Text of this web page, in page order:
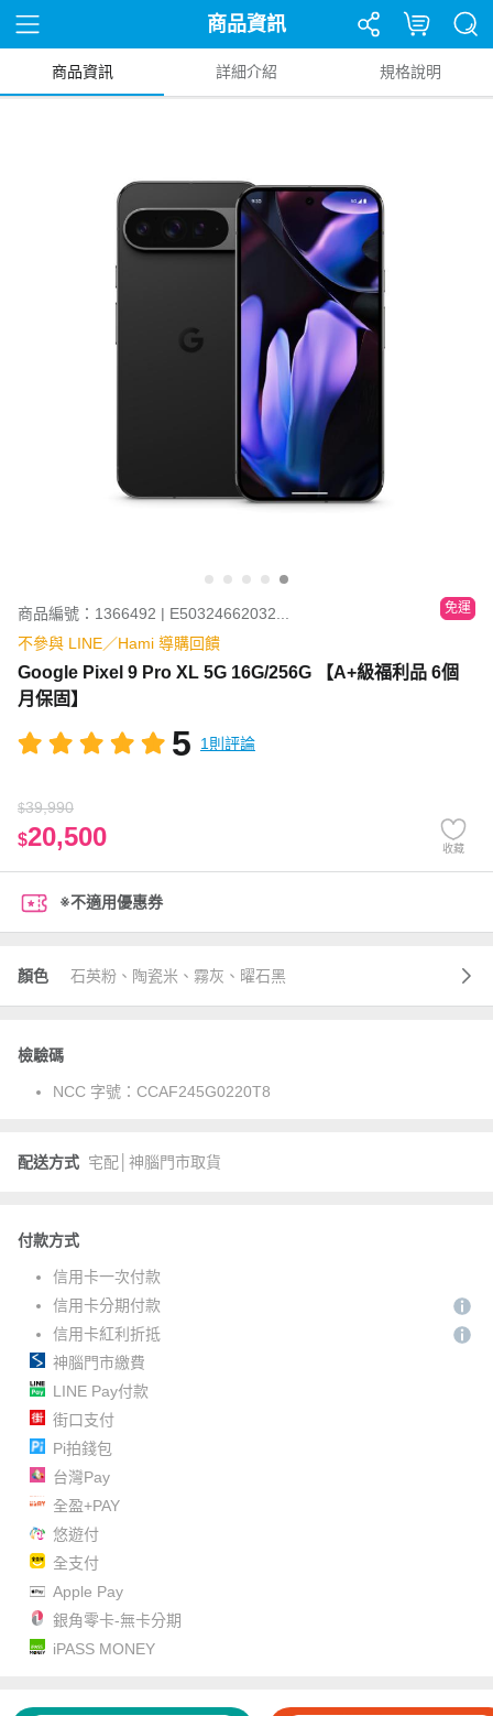
商品資訊
商品資訊 詳細介紹 規格說明
商品編號：1366492 | E50324662032... 免運
不參與 LINE／Hami 導購回饋
Google Pixel 9 Pro XL 5G 16G/256G 【A+級福利品 6個
月保固】
5 1則評論
$39,990
$20,500 收藏
※不適用優惠券
顏色 石英粉、陶瓷米、霧灰、曜石黑
檢驗碼
NCC 字號： CCAF245G0220T8
配送方式 宅配│神腦門市取貨
付款方式
信用卡一次付款
信用卡分期付款
信用卡紅利折抵
神腦門市繳費
LINE Pay付款
街口支付
Pi拍錢包
台灣Pay
全盈+PAY
悠遊付
全支付
Apple Pay
銀角零卡-無卡分期
iPASS MONEY